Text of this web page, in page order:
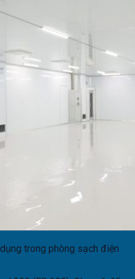
trong phòng sạch điện